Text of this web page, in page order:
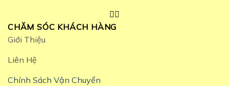
CHĂM SÓC KHÁCH HÀNG
Giới Thiệu
Liên Hệ
Chính Sách Vận Chuyển